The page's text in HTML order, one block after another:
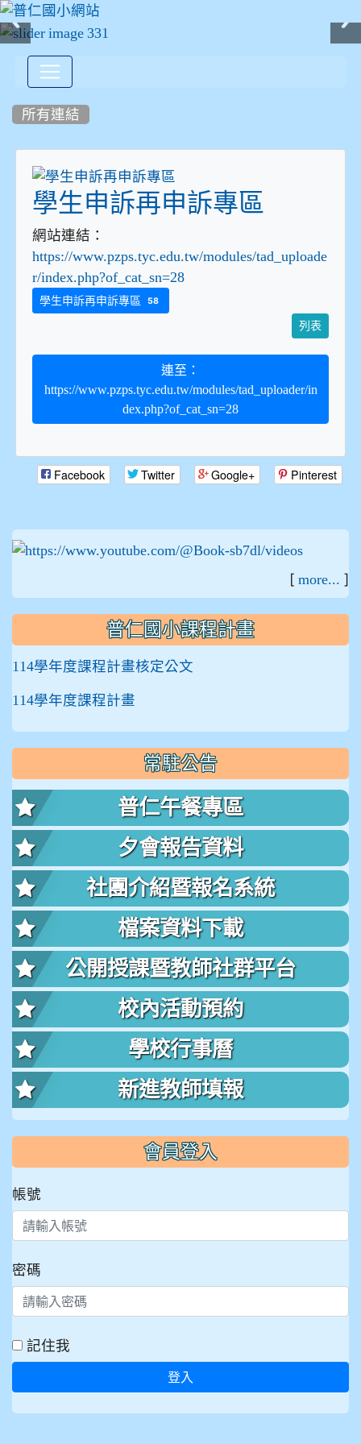
所有連結
學生申訴再申訴專區
網站連結：
https://www.pzps.tyc.edu.tw/modules/tad_uploade
r/index.php?of_cat_sn=28
學生申訴再申訴專區 58
列表
連至：
https://www.pzps.tyc.edu.tw/modules/tad_uploader/in
dex.php?of_cat_sn=28
Facebook Twitter Google+ Pinterest
[ more... ]
普仁國小課程計畫
114學年度課程計畫核定公文
114學年度課程計畫
常駐公告
普仁午餐專區
夕會報告資料
社團介紹暨報名系統
檔案資料下載
公開授課暨教師社群平台
校內活動預約
學校行事曆
新進教師填報
會員登入
帳號
密碼
記住我
登入